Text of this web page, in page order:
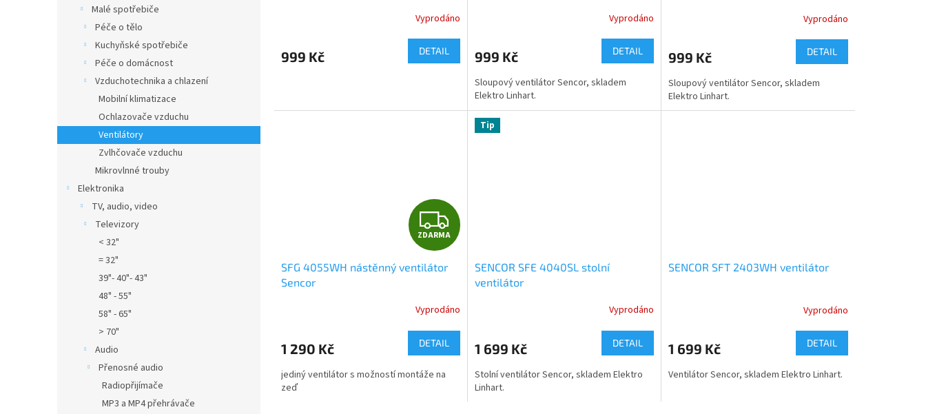
Malé spotřebiče
Péče o tělo
Kuchyňské spotřebiče
Péče o domácnost
Vzduchotechnika a chlazení
Mobilní klimatizace
Ochlazovače vzduchu
Ventilátory
Zvlhčovače vzduchu
Mikrovlnné trouby
Elektronika
TV, audio, video
Televizory
< 32"
= 32"
39"- 40"- 43"
48" - 55"
58" - 65"
> 70"
Audio
Přenosné audio
Radiopřijímače
MP3 a MP4 přehrávače
R
M
A
je
hvězdiček.
Vyprodáno
999 Kč DETAIL
Vyprodáno
999 Kč DETAIL
Sloupový ventilátor Sencor, skladem
Elektro Linhart.
Vyprodáno
999 Kč DETAIL
Sloupový ventilátor Sencor, skladem
Elektro Linhart.
Z
D
R
M
A
ZDARMA
SFG 4055WH nástěnný ventilátor
Sencor
je
z
5
Vyprodáno
1 290 Kč DETAIL
jediný ventilátor s možností montáže na
zeď
Tip
SENCOR SFE 4040SL stolní
ventilátor
Vyprodáno
1 699 Kč DETAIL
Stolní ventilátor Sencor, skladem Elektro
Linhart.
SENCOR SFT 2403WH ventilátor
Vyprodáno
1 699 Kč DETAIL
Ventilátor Sencor, skladem Elektro Linhart.